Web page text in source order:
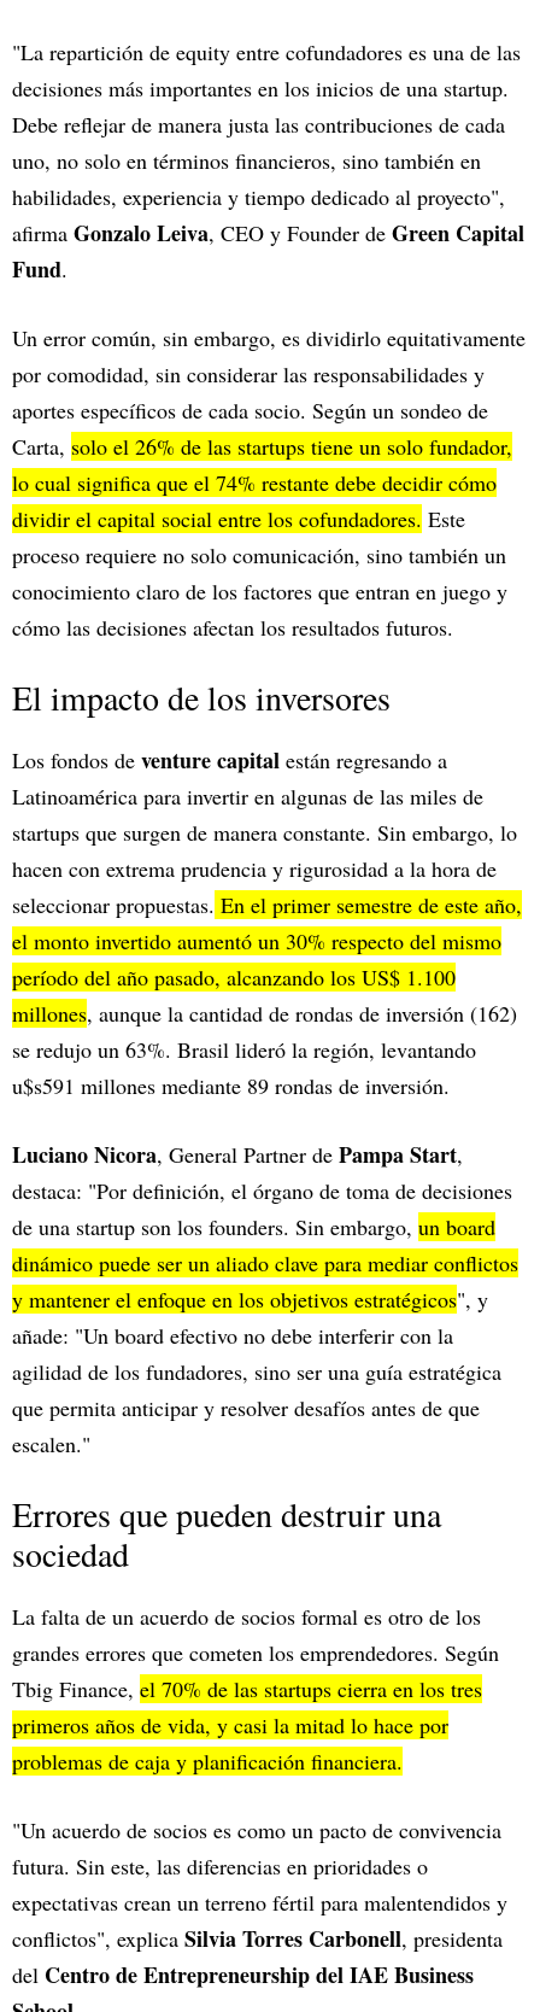
"La repartición de equity entre cofundadores es una de las
decisiones más importantes en los inicios de una startup.
Debe reflejar de manera justa las contribuciones de cada
uno, no solo en términos financieros, sino también en
habilidades, experiencia y tiempo dedicado al proyecto",
afirma Gonzalo Leiva, CEO y Founder de Green Capital
Fund.
Un error común, sin embargo, es dividirlo equitativamente
por comodidad, sin considerar las responsabilidades y
aportes específicos de cada socio. Según un sondeo de
Carta, solo el 26% de las startups tiene un solo fundador,
lo cual significa que el 74% restante debe decidir cómo
dividir el capital social entre los cofundadores. Este
proceso requiere no solo comunicación, sino también un
conocimiento claro de los factores que entran en juego y
cómo las decisiones afectan los resultados futuros.
El impacto de los inversores
Los fondos de venture capital están regresando a
Latinoamérica para invertir en algunas de las miles de
startups que surgen de manera constante. Sin embargo, lo
hacen con extrema prudencia y rigurosidad a la hora de
seleccionar propuestas. En el primer semestre de este año,
el monto invertido aumentó un 30% respecto del mismo
período del año pasado, alcanzando los US$ 1.100
millones, aunque la cantidad de rondas de inversión (162)
se redujo un 63%. Brasil lideró la región, levantando
u$s591 millones mediante 89 rondas de inversión.
Luciano Nicora, General Partner de Pampa Start,
destaca: "Por definición, el órgano de toma de decisiones
de una startup son los founders. Sin embargo, un board
dinámico puede ser un aliado clave para mediar conflictos
y mantener el enfoque en los objetivos estratégicos", y
añade: "Un board efectivo no debe interferir con la
agilidad de los fundadores, sino ser una guía estratégica
que permita anticipar y resolver desafíos antes de que
escalen."
Errores que pueden destruir una
sociedad
La falta de un acuerdo de socios formal es otro de los
grandes errores que cometen los emprendedores. Según
Tbig Finance, el 70% de las startups cierra en los tres
primeros años de vida, y casi la mitad lo hace por
problemas de caja y planificación financiera.
"Un acuerdo de socios es como un pacto de convivencia
futura. Sin este, las diferencias en prioridades o
expectativas crean un terreno fértil para malentendidos y
conflictos", explica Silvia Torres Carbonell, presidenta
del Centro de Entrepreneurship del IAE Business